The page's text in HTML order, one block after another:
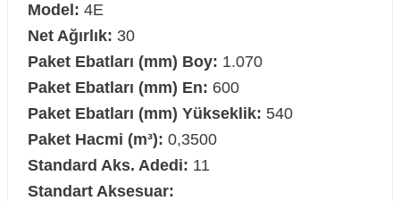
Model: 4E
Net Ağırlık: 30
Paket Ebatları (mm) Boy: 1.070
Paket Ebatları (mm) En: 600
Paket Ebatları (mm) Yükseklik: 540
Paket Hacmi (m³): 0,3500
Standard Aks. Adedi: 11
Standart Aksesuar: